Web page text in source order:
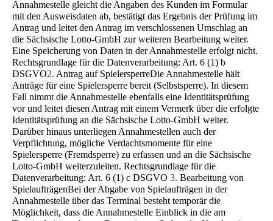
Annahmestelle gleicht die Angaben des Kunden im Formular
mit den Ausweisdaten ab, bestätigt das Ergebnis der Prüfung im
Antrag und leitet den Antrag im verschlossenen Umschlag an
die Sächsische Lotto-GmbH zur weiteren Bearbeitung weiter.
Eine Speicherung von Daten in der Annahmestelle erfolgt nicht.
Rechtsgrundlage für die Datenverarbeitung: Art. 6 (1) b
DSGVO2. Antrag auf SpielersperreDie Annahmestelle hält
Anträge für eine Spielersperre bereit (Selbstsperre). In diesem
Fall nimmt die Annahmestelle ebenfalls eine Identitätsprüfung
vor und leitet diesen Antrag mit einem Vermerk über die erfolgte
Identitätsprüfung an die Sächsische Lotto-GmbH weiter.
Darüber hinaus unterliegen Annahmestellen auch der
Verpflichtung, mögliche Ver­dachtsmomente für eine
Spielersperre (Fremdsperre) zu erfassen und an die Sächsische
Lotto-GmbH weiterzuleiten. Rechtsgrundlage für die
Datenverarbeitung: Art. 6 (1) c DSGVO 3. Bearbeitung von
SpielaufträgenBei der Abgabe von Spielaufträgen in der
Annahmestelle über das Terminal besteht temporär die
Möglichkeit, dass die Annahmestelle Einblick in die am